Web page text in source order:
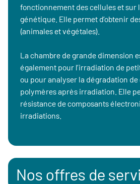
fonctionnement des cellules et sur
génétique. Elle permet d’obtenir
(animales et végétales).
La chambre de grande dimension
également pour l’irradiation de
ou pour analyser la dégradation
polymères après irradiation. Elle
résistance de composants
irradiations.
Nos offres de